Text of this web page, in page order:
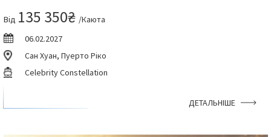
Від 135 350₴ /Каюта
06.02.2027
Сан Хуан, Пуерто Ріко
Celebrity Constellation
ДЕТАЛЬНІШЕ